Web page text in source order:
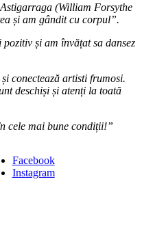
(William Forsythe
și am gândit cu corpul”.
și am învățat sa dansez
conectează artisti frumosi.
deschiși și atenți la toată
cele mai bune condiții!”
Facebook
Instagram